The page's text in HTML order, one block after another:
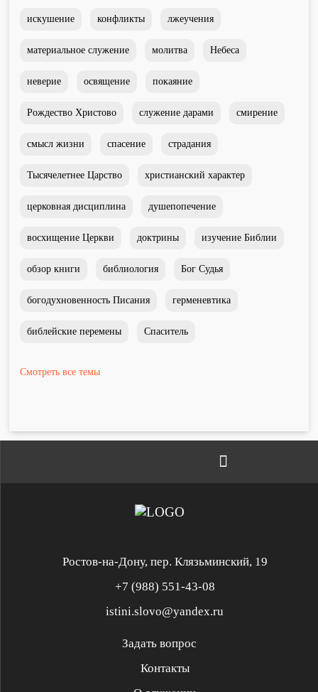
искушение конфликты лжеучения
материальное служение молитва Небеса
неверие освящение покаяние
Рождество Христово служение дарами смирение
смысл жизни спасение страдания
Тысячелетнее Царство христианский характер
церковная дисциплина душепопечение
восхищение Церкви доктрины изучение Библии
обзор книги библиология Бог Судья
богодухновенность Писания герменевтика
библейские перемены Спаситель
Служение «Слово Истины»
Служение «Слово Истины»
Ростов-на-Дону, пер. Клязьминский, 19
+7 (988) 551-43-08
istini.slovo@yandex.ru
Задать вопрос
Контакты